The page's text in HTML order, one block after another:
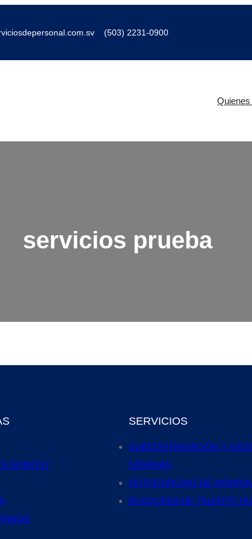
(503) 2231-0900
servicios prueba
SOMOS?
SERVICIOS
SUBCONTRATACIÓN Y
NÓMINAS
OUTSOURCING DE
BÚSQUEDA DE TALENTO